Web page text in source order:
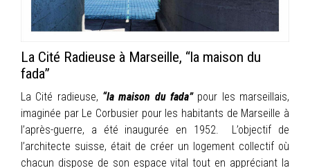
La Cité Radieuse à Marseille, “la maison du
fada”
La Cité radieuse, “la maison du fada” pour les marseillais,
imaginée par Le Corbusier pour les habitants de Marseille à
l’après-guerre, a été inaugurée en 1952. L’objectif de
l’architecte suisse, était de créer un logement collectif où
chacun dispose de son espace vital tout en appréciant la